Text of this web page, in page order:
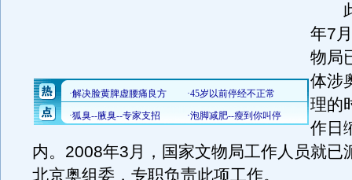
此
年7
物局
体涉
理的
作日
内。2008年3月，国家文物局工作人员就已
北京奥组委，专职负责此项工作。